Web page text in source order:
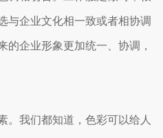
与企业文化相一致或者相协调
的企业形象更加统一、协调，
。我们都知道，色彩可以给人